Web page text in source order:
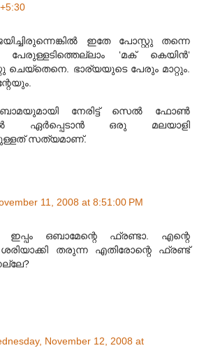
ഇതേ പോസ്റ്റു തന്നെ
‘മക് കെയിന്‍‘
ചെയ്തെനെ. ഭാര്യയുടെ പേരും മാറ്റും.
ഒബാമയുമായി നേരിട്ട് സെല്‍ ഫോണ്‍
ഏര്‍പ്പെടാന്‍ ഒരു മലയാളി
സത്യമാണ്.
11, 2008 at 8:51:00 PM
ഒബാമേന്റെ ഫ്രണ്ടാ. എന്റെ
തരുന്ന എതിരോന്റെ ഫ്രണ്ട്
November 12, 2008 at